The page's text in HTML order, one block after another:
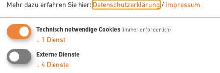
Wandern auf der
Zeugenbergrunde rund um
Neumarkt
Mehr dazu erfahren Sie hier: Datenschutzerklärung / Impressum.
Technisch notwendige Cookies(immer erforderlich)
↓ 1 Dienst
Externe Dienste
↓ 4 Dienste